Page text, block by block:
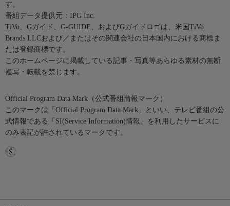
す。
番組データ提供元：IPG Inc.
TiVo、Gガイド、G-GUIDE、およびGガイドロゴは、米国TiVo
Brands LLCおよび／またはその関連会社の日本国内における商標ま
たは登録商標です。
このホームページに掲載している記事・写真等あらゆる素材の無断
複写・転載を禁じます。
Official Program Data Mark（公式番組情報マーク）
このマークは「Official Program Data Mark」といい、テレビ番組の公
式情報である「SI(Service Information)情報」を利用したサービスに
のみ表記が許されているマークです。